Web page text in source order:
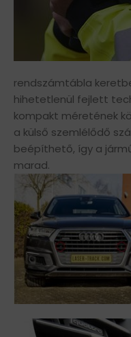
rendszámtábla
hihetetlenül fejlett
kompakt méretének
a külső szemlélődő
beépíthető, így a
marad.